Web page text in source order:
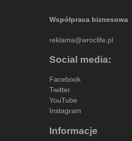
Współpraca biznesowa
reklama@wroclife.pl
Social media:
Facebook
Twitter
YouTube
Instagram
Informacje